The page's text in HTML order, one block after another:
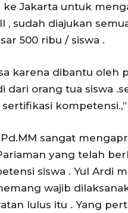
Jakarta untuk
, sudah diajukan
500 ribu / siswa .
karena dibantu oleh
orang tua siswa
kompetensi.,”
sangat
yang telah
siswa . Yul Ardi
wajib
lulus itu . Yang